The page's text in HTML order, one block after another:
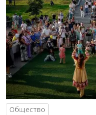
Общество